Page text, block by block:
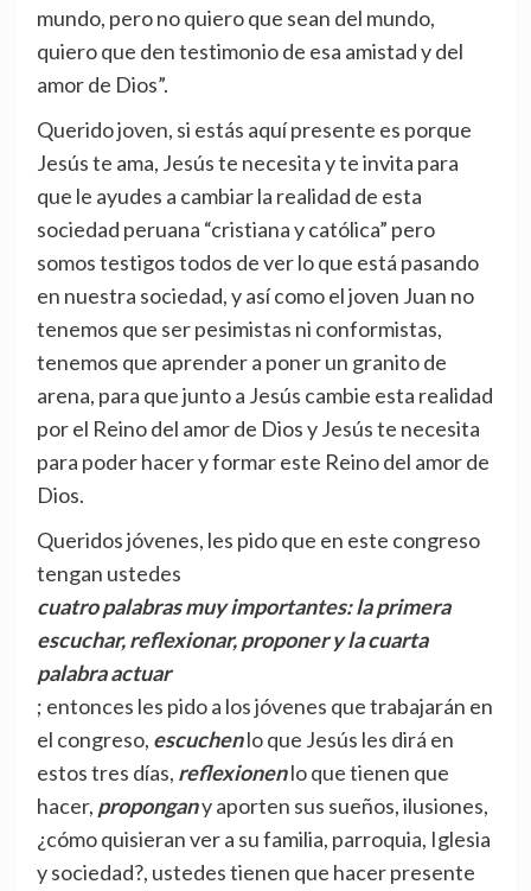
mundo, pero no quiero que sean del mundo,
quiero que den testimonio de esa amistad y del
amor de Dios”.
Querido joven, si estás aquí presente es porque
Jesús te ama, Jesús te necesita y te invita para
que le ayudes a cambiar la realidad de esta
sociedad peruana “cristiana y católica” pero
somos testigos todos de ver lo que está pasando
en nuestra sociedad, y así como el joven Juan no
tenemos que ser pesimistas ni conformistas,
tenemos que aprender a poner un granito de
arena, para que junto a Jesús cambie esta realidad
por el Reino del amor de Dios y Jesús te necesita
para poder hacer y formar este Reino del amor de
Dios.
Queridos jóvenes, les pido que en este congreso
tengan ustedes
cuatro palabras muy importantes: la primera
escuchar, reflexionar, proponer y la cuarta
palabra actuar
; entonces les pido a los jóvenes que trabajarán en
el congreso, escuchenlo que Jesús les dirá en
estos tres días, reflexionenlo que tienen que
hacer, propongany aporten sus sueños, ilusiones,
¿cómo quisieran ver a su familia, parroquia, Iglesia
y sociedad?, ustedes tienen que hacer presente